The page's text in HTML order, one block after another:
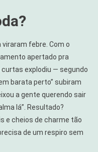
febre. Com o
apertado pra
explodiu — segundo
barata perto” subiram
a gente querendo sair
lá”. Resultado?
e cheios de charme tão
de um respiro sem